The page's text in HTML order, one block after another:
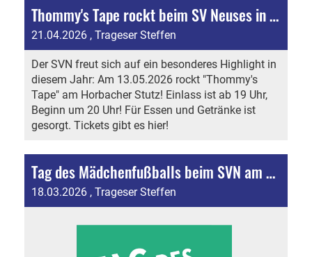
Thommy's Tape rockt beim SV Neuses in den Vatertag
21.04.2026 , Trageser Steffen
Der SVN freut sich auf ein besonderes Highlight in
diesem Jahr: Am 13.05.2026 rockt "Thommy's
Tape" am Horbacher Stutz! Einlass ist ab 19 Uhr,
Beginn um 20 Uhr! Für Essen und Getränke ist
gesorgt. Tickets gibt es hier!
Tag des Mädchenfußballs beim SVN am 25.4.2026!
18.03.2026 , Trageser Steffen